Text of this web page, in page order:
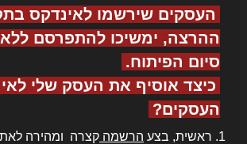
העסקים שירשמו לאינדקס
ההרצה, ימשיכו להתפרסם
סיום הפיתוח.
כיצד אוסיף את העסק שלי
העסקים?
ראשית, בצע הרשמה קצרה ומהירה